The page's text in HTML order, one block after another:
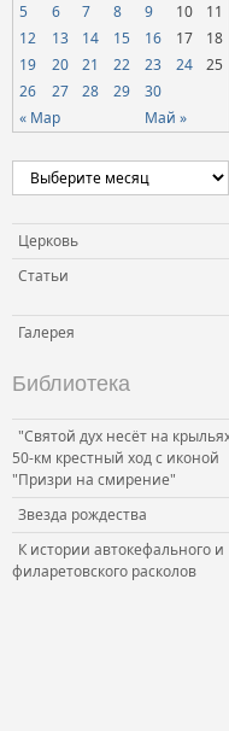
« Мар Май »
5
6 7 8 9 10
11
12
13 14 15 16 17
18
19
20 21 22 23 24
25
26
27 28 29 30
Церковь
Статьи
Галерея
Библиотека
"Святой дух несёт на
50-км крестный ход с иконой
"Призри на смирение"
Звезда рождества
К истории автокефального и
филаретовского расколов